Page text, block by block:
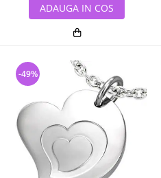
ADAUGA IN COS
-49%